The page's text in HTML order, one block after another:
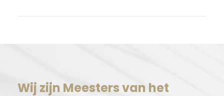
Wij zijn Meesters van het